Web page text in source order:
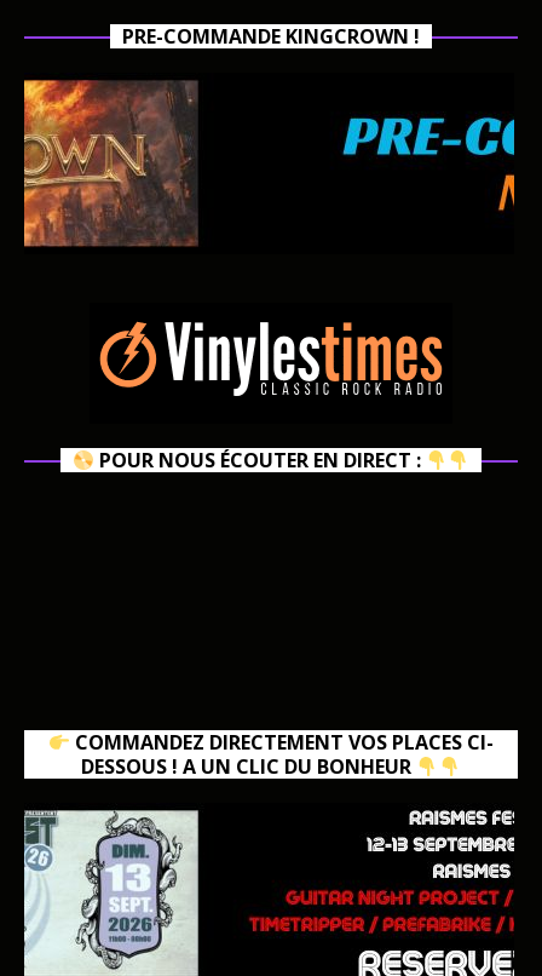
PRE-COMMANDE KINGCROWN !
POUR NOUS ÉCOUTER EN DIRECT :
COMMANDEZ DIRECTEMENT VOS PLACES CI-
DESSOUS ! A UN CLIC DU BONHEUR